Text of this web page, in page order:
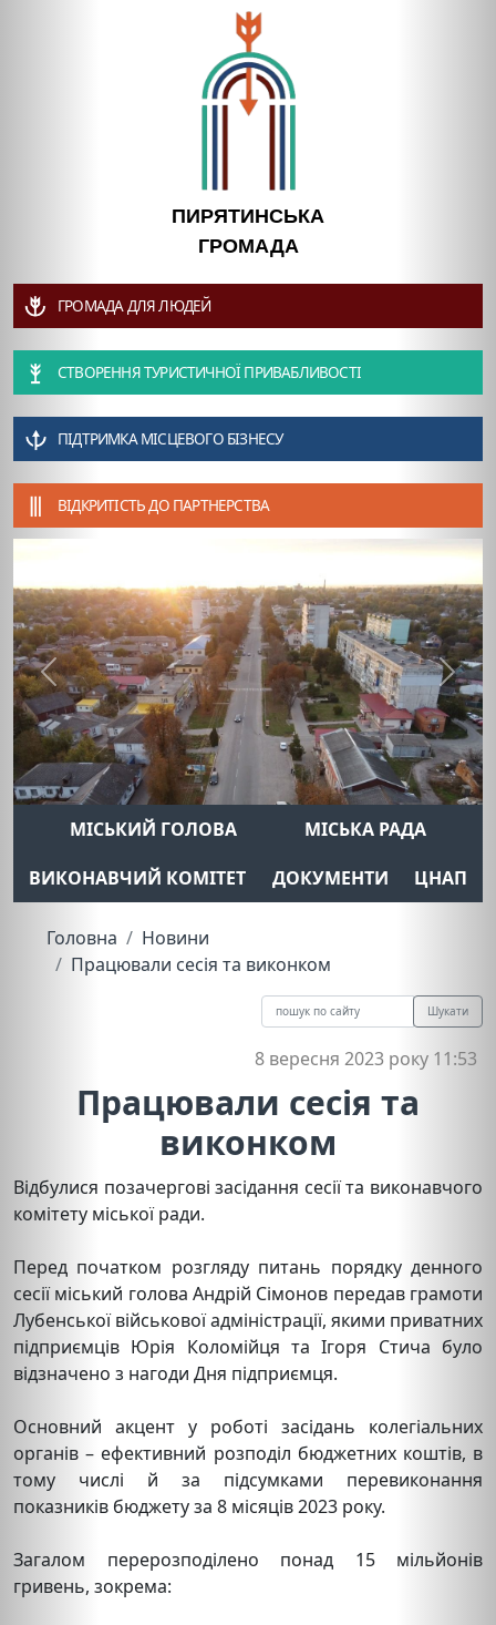
ПИРЯТИНСЬКА
ГРОМАДА
ГРОМАДА ДЛЯ ЛЮДЕЙ
СТВОРЕННЯ ТУРИСТИЧНОЇ ПРИВАБЛИВОСТІ
ПІДТРИМКА МІСЦЕВОГО БІЗНЕСУ
ВІДКРИТІСТЬ ДО ПАРТНЕРСТВА
Previous Next
МІСЬКИЙ ГОЛОВА
МІСЬКА РАДА
ВИКОНАВЧИЙ КОМІТЕТ
ДОКУМЕНТИ ЦНАП
Головна
Новини
Працювали сесія та виконком
Шукати
8 вересня 2023 року 11:53
Працювали сесія та
виконком
Відбулися позачергові засідання сесії та виконавчого
комітету міської ради.
Перед початком розгляду питань порядку денного
сесії міський голова Андрій Сімонов передав грамоти
Лубенської військової адміністрації, якими приватних
підприємців Юрія Коломійця та Ігоря Стича було
відзначено з нагоди Дня підприємця.
Основний акцент у роботі засідань колегіальних
органів – ефективний розподіл бюджетних коштів, в
тому числі й за підсумками перевиконання
показників бюджету за 8 місяців 2023 року.
Загалом перерозподілено понад 15 мільйонів
гривень, зокрема: